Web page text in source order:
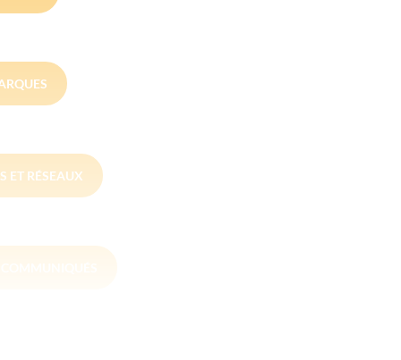
ET RÉSEAUX